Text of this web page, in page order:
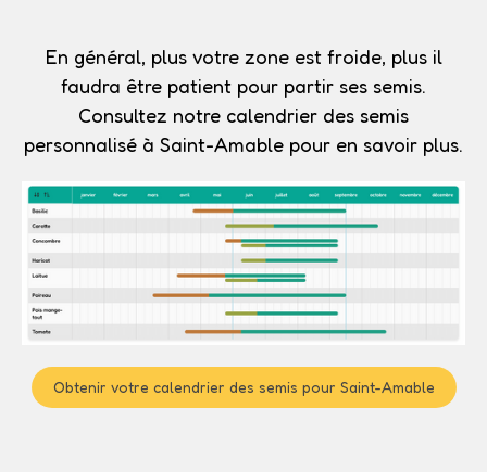
En général, plus votre zone est froide, plus il
faudra être patient pour partir ses semis.
Consultez notre calendrier des semis
personnalisé à Saint-Amable pour en savoir plus.
Obtenir votre calendrier des semis pour Saint-Amable